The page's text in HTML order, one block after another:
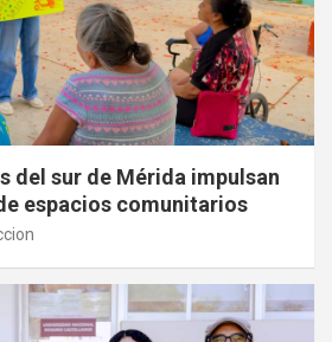
del sur de Mérida impulsan
espacios comunitarios